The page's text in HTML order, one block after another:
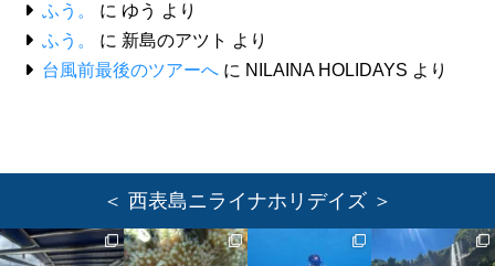
ふう。
に ゆう より
ふう。
に 新島のアツト より
台風前最後のツアーへ に NILAINA HOLIDAYS より
＜ 西表島ニライナホリデイズ ＞